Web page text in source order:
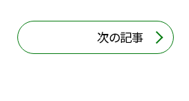
次の記事